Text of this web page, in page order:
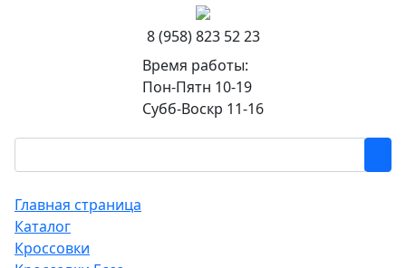
8 (958) 823 52 23
Время работы:
Пон-Пятн 10-19
Субб-Воскр 11-16
Главная страница
Каталог
Кроссовки